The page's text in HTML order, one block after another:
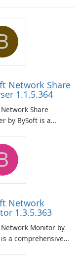
Network Share
1.1.5.364
Share
by BySoft is a
that allows users
browse and manage
folders on their
Network
1.3.5.363
Network Monitor by
is a comprehensive